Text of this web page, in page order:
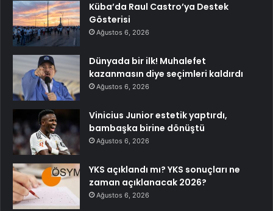
Küba’da Raul Castro’ya Destek
Gösterisi
Ağustos 6, 2026
Dünyada bir ilk! Muhalefet
kazanmasın diye seçimleri kaldırdı
Ağustos 6, 2026
Vinicius Junior estetik yaptırdı,
bambaşka birine dönüştü
Ağustos 6, 2026
YKS açıklandı mı? YKS sonuçları ne
zaman açıklanacak 2026?
Ağustos 6, 2026